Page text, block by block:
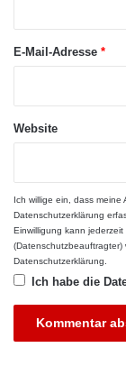
entstehen
der Pflege
Stellen in
besetzt
Organisation
geht.
E-Mail-Adresse *
Website
Ich willige ein, dass
Datenschutzerklärung
Einwilligung kann
Datenschutzerklärung
Ich habe die